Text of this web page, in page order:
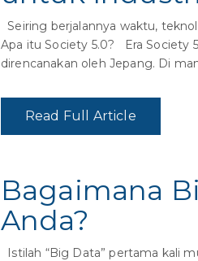
Seiring berjalannya waktu,
Apa itu Society 5.0? Era Society
direncanakan oleh Jepang. Di
Read Full Article
Bagaimana
Anda?
Istilah “Big Data” pertama kali